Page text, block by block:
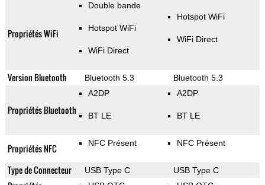
Propriétés WiFi
Double bande
Hotspot WiFi
WiFi Direct
Hotspot WiFi
WiFi Direct
Version Bluetooth Bluetooth 5.3 Bluetooth 5.3
Propriétés Bluetooth
A2DP
BT LE
A2DP
BT LE
Propriétés NFC NFC Présent NFC Présent
Type de Connecteur USB Type C USB Type C